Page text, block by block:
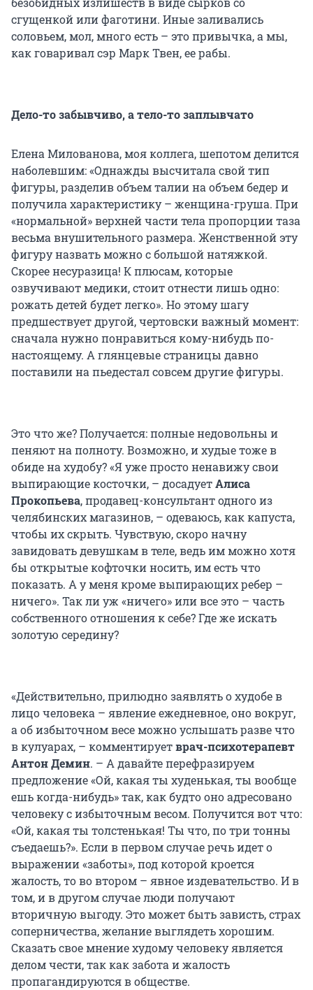
сгущенкой или фаготини. Иные заливались
соловьем, мол, много есть – это привычка, а мы,
как говаривал сэр Марк Твен, ее рабы.
Дело-то забывчиво, а тело-то заплывчато
Елена Милованова, моя коллега, шепотом делится
наболевшим: «Однажды высчитала свой тип
фигуры, разделив объем талии на объем бедер и
получила характеристику – женщина-груша. При
«нормальной» верхней части тела пропорции таза
весьма внушительного размера. Женственной эту
фигуру назвать можно с большой натяжкой.
Скорее несуразица! К плюсам, которые
озвучивают медики, стоит отнести лишь одно:
рожать детей будет легко». Но этому шагу
предшествует другой, чертовски важный момент:
сначала нужно понравиться кому-нибудь по-
настоящему. А глянцевые страницы давно
поставили на пьедестал совсем другие фигуры.
Это что же? Получается: полные недовольны и
пеняют на полноту. Возможно, и худые тоже в
обиде на худобу? «Я уже просто ненавижу свои
выпирающие косточки, – досадуетАлиса
Прокопьева, продавец-консультант одного из
челябинских магазинов, – одеваюсь, как капуста,
чтобы их скрыть. Чувствую, скоро начну
завидовать девушкам в теле, ведь им можно хотя
бы открытые кофточки носить, им есть что
показать. А у меня кроме выпирающих ребер –
ничего». Так ли уж «ничего» или все это – часть
собственного отношения к себе? Где же искать
золотую середину?
«Действительно, прилюдно заявлять о худобе в
лицо человека – явление ежедневное, оно вокруг,
а об избыточном весе можно услышать разве что
в кулуарах, – комментируетврач-психотерапевт
Антон Демин. – А давайте перефразируем
предложение «Ой, какая ты худенькая, ты вообще
ешь когда-нибудь» так, как будто оно адресовано
человеку с избыточным весом. Получится вот что:
«Ой, какая ты толстенькая! Ты что, по три тонны
съедаешь?». Если в первом случае речь идет о
выражении «заботы», под которой кроется
жалость, то во втором – явное издевательство. И в
том, и в другом случае люди получают
вторичную выгоду. Это может быть зависть, страх
соперничества, желание выглядеть хорошим.
Сказать свое мнение худому человеку является
делом чести, так как забота и жалость
пропагандируются в обществе.